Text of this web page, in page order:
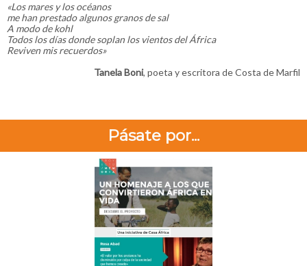
«Los mares y los océanos
me han prestado algunos granos de sal
A modo de kohl
Todos los días donde soplan los vientos del África
Reviven mis recuerdos»
Tanela Boni, poeta y escritora de Costa de Marfil
Pásate por...